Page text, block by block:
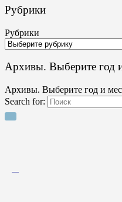
Рубрики
Рубрики
Архивы. Выберите год
Архивы. Выберите год и
Search for: